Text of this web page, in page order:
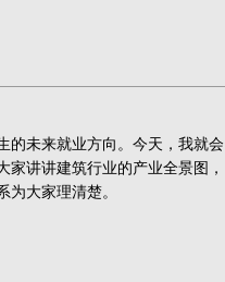
的未来就业方向。今天，我就会
家讲讲建筑行业的产业全景图，
大家理清楚。